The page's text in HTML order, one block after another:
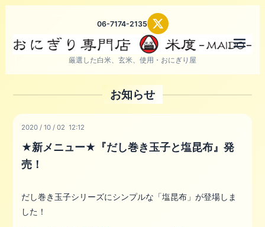
06-7174-2135
厳選した白米、玄米、使用・おにぎり屋
お知らせ
2020 /10 /02 12:12
★新メニュー★『だし巻き玉子と塩昆布』発
売！
だし巻き玉子シリーズにシンプルな「塩昆布」が登場しま
した！